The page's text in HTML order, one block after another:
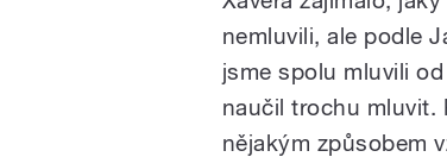
nemluvili, ale podle
jsme spolu mluvili
naučil trochu mluvit.
nějakým způsobem